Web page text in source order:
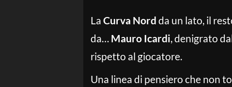
La Curva Nord da un lato, il
da… Mauro Icardi, denigrato
rispetto al giocatore.
Una linea di pensiero che non